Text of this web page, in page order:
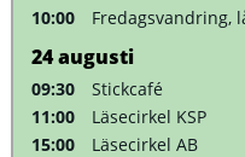
10:00 Fredagsvandring,
24augusti
09:30
Stickcafé
11:00
Läsecirkel KSP
15:00
Läsecirkel AB